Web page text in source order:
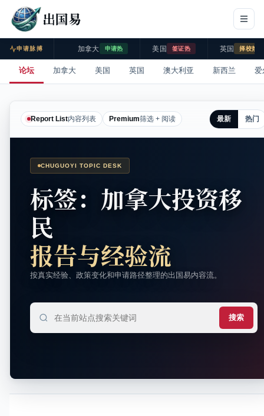
出国易
申请脉搏 加拿大 申请热 美国 签证热 英国 择校热
论坛 加拿大 美国 英国 澳大利亚 新西兰 爱
Report List内容列表 Premium筛选 + 阅读 最新 热门
CHUGUOYI TOPIC DESK
标签：加拿大投资移
民
报告与经验流
按真实经验、政策变化和申请路径整理的出国易内容流。
搜索